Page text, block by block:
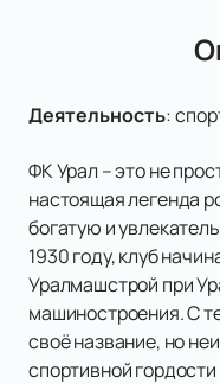
Деятельность:
ФК Урал – это не
настоящая легенда
богатую и
1930 году, клуб
Уралмашстрой при
машиностроения. С
своё название, но
спортивной